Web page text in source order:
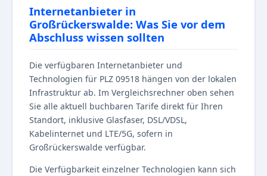
Internetanbieter in
Großrückerswalde: Was Sie vor dem
Abschluss wissen sollten
Die verfügbaren Internetanbieter und
Technologien für PLZ 09518 hängen von der lokalen
Infrastruktur ab. Im Vergleichsrechner oben sehen
Sie alle aktuell buchbaren Tarife direkt für Ihren
Standort, inklusive Glasfaser, DSL/VDSL,
Kabelinternet und LTE/5G, sofern in
Großrückerswalde verfügbar.
Die Verfügbarkeit einzelner Technologien kann sich